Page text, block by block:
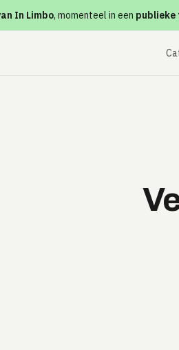
In Limbo, momenteel in een